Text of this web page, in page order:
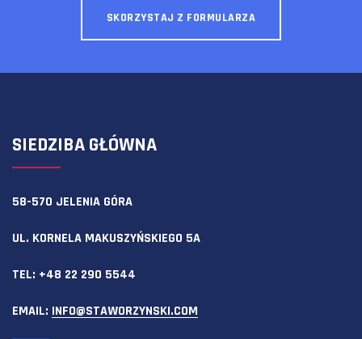
SKORZYSTAJ Z FORMULARZA
SIEDZIBA GŁÓWNA
58-570 JELENIA GÓRA
UL. KORNELA MAKUSZYŃSKIEGO 5A
TEL: +48 22 290 5544
EMAIL: INFO@STAWORZYNSKI.COM